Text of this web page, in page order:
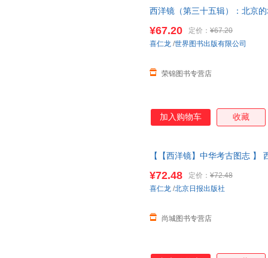
西洋镜（第三十五辑）：北京
十正版图书 请放心下单，本店
¥67.20 定价： ¥67.20
荣锦图书专营店
喜仁龙 /世界图书出版有限公司
加入购物车 收藏
【【西洋镜】中华考古图志 】
系在线当当客服
¥72.48 定价： ¥72.48
尚城图书专营店
喜仁龙 /北京日报出版社